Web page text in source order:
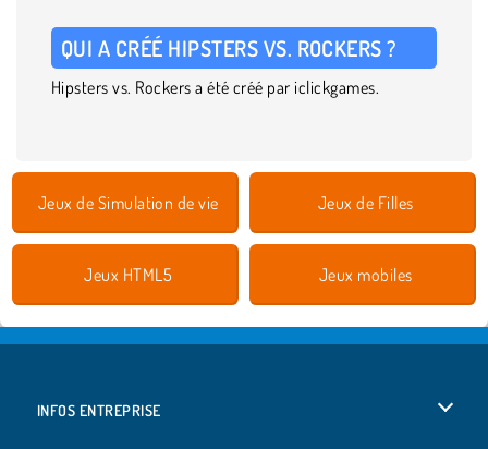
QUI A CRÉÉ HIPSTERS VS. ROCKERS ?
Hipsters vs. Rockers a été créé par iclickgames.
Jeux de Simulation de vie Jeux de Filles
Jeux HTML5 Jeux mobiles
INFOS ENTREPRISE